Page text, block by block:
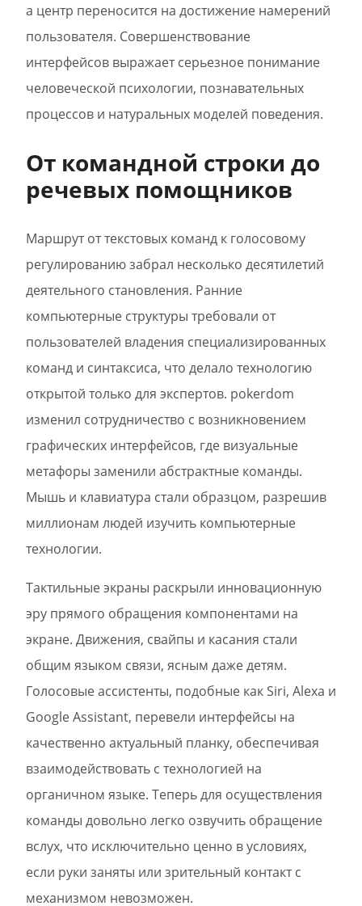
а центр переносится на достижение намерений
пользователя. Совершенствование
интерфейсов выражает серьезное понимание
человеческой психологии, познавательных
процессов и натуральных моделей поведения.
От командной строки до
речевых помощников
Маршрут от текстовых команд к голосовому
регулированию забрал несколько десятилетий
деятельного становления. Ранние
компьютерные структуры требовали от
пользователей владения специализированных
команд и синтаксиса, что делало технологию
открытой только для экспертов. pokerdom
изменил сотрудничество с возникновением
графических интерфейсов, где визуальные
метафоры заменили абстрактные команды.
Мышь и клавиатура стали образцом, разрешив
миллионам людей изучить компьютерные
технологии.
Тактильные экраны раскрыли инновационную
эру прямого обращения компонентами на
экране. Движения, свайпы и касания стали
общим языком связи, ясным даже детям.
Голосовые ассистенты, подобные как Siri, Alexa и
Google Assistant, перевели интерфейсы на
качественно актуальный планку, обеспечивая
взаимодействовать с технологией на
органичном языке. Теперь для осуществления
команды довольно легко озвучить обращение
вслух, что исключительно ценно в условиях,
если руки заняты или зрительный контакт с
механизмом невозможен.